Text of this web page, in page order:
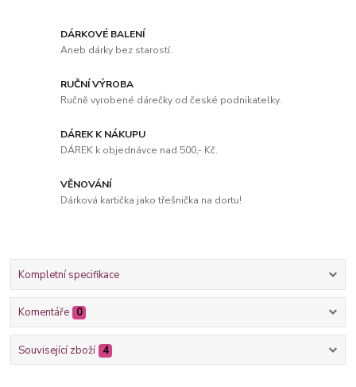
DÁRKOVÉ BALENÍ
Aneb dárky bez starostí.
RUČNÍ VÝROBA
Ručně vyrobené dárečky od české podnikatelky.
DÁREK K NÁKUPU
DÁREK k objednávce nad 500,- Kč.
VĚNOVÁNÍ
Dárková kartička jako třešnička na dortu!
Kompletní specifikace
Komentáře 0
Související zboží 4